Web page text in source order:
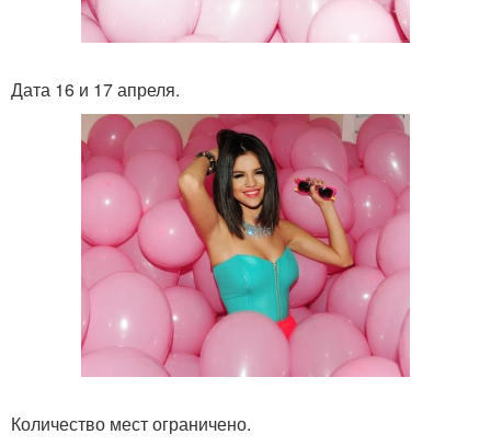
Дата 16 и 17 апреля.
Количество мест ограничено.